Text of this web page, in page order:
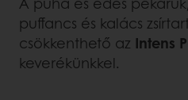
puffancs és kalács
csökkenthető az Intens
keverékünkkel.